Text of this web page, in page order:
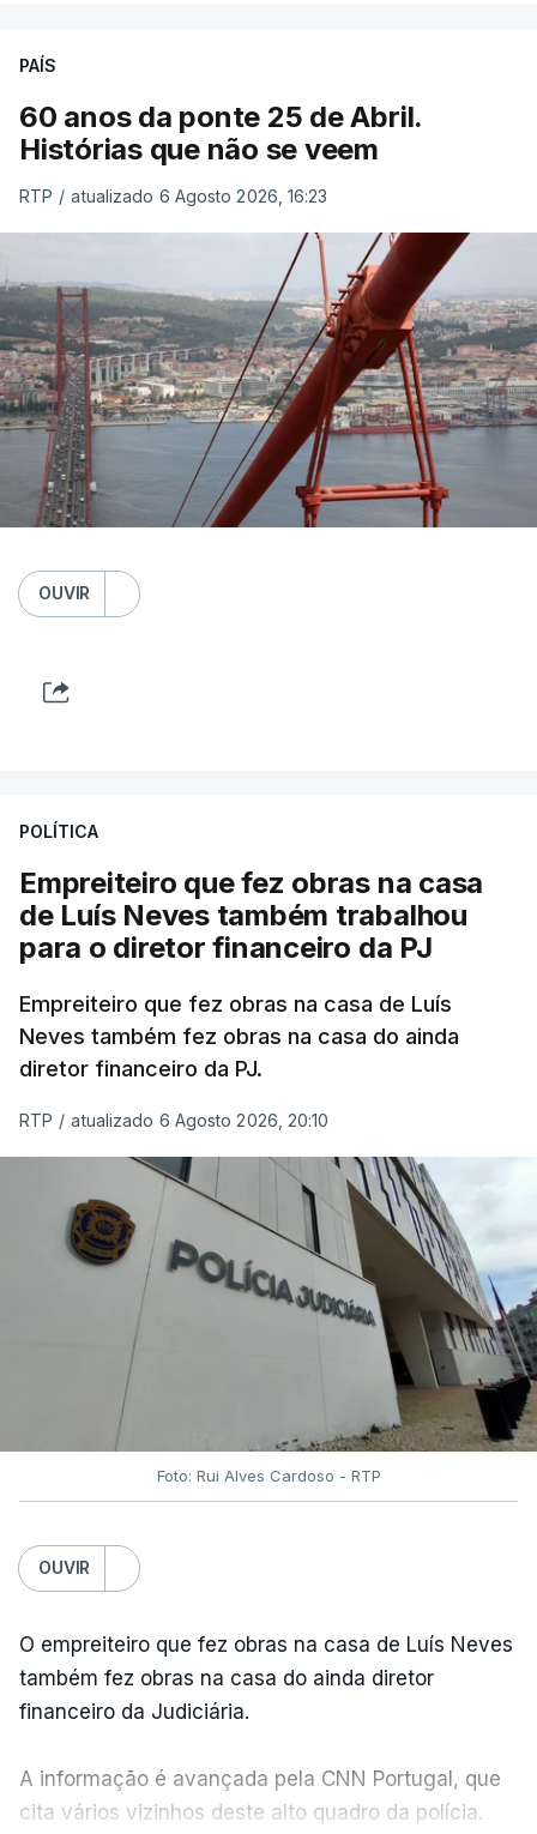
PAÍS
60 anos da ponte 25 de Abril.
Histórias que não se veem
RTP / atualizado 6 Agosto 2026, 16:23
OUVIR
POLÍTICA
Empreiteiro que fez obras na casa
de Luís Neves também trabalhou
para o diretor financeiro da PJ
Empreiteiro que fez obras na casa de Luís
Neves também fez obras na casa do ainda
diretor financeiro da PJ.
RTP / atualizado 6 Agosto 2026, 20:10
Foto: Rui Alves Cardoso - RTP
OUVIR
O empreiteiro que fez obras na casa de Luís Neves
também fez obras na casa do ainda diretor
financeiro da Judiciária.
A informação é avançada pela CNN Portugal, que
cita vários vizinhos deste alto quadro da polícia.